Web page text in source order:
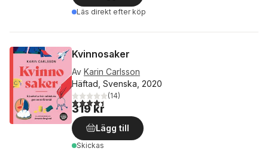
Läs direkt efter köp
Kvinnosaker
Av Karin Carlsson
Häftad, Svenska, 2020
4,4utav 5 stjärnor. Totalt antal röster:
(14)
319 kr
Lägg till
Skickas